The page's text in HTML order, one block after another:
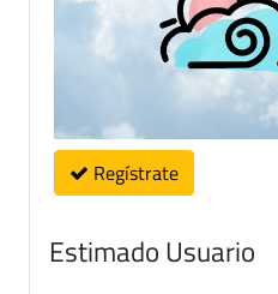
Regístrate
Estimado Usuario